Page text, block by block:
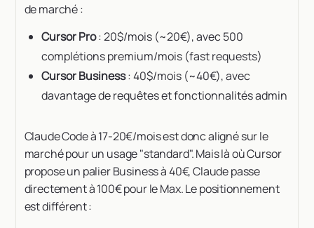
de marché :
Cursor Pro: 20$/mois (~20€), avec 500
complétions premium/mois (fast requests)
Cursor Business: 40$/mois (~40€), avec
davantage de requêtes et fonctionnalités admin
Claude Code à 17-20€/mois est donc aligné sur le
marché pour un usage "standard". Mais là où Cursor
propose un palier Business à 40€, Claude passe
directement à 100€ pour le Max. Le positionnement
est différent :